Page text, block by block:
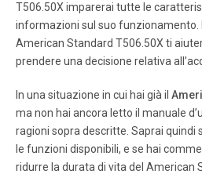
T506.50X imparerai tutte le
informazioni sul suo funzionamento.
American Standard T506.50X ti
prendere una decisione relativa
In una situazione in cui hai già il
ma non hai ancora letto il manuale
ragioni sopra descritte. Saprai
le funzioni disponibili, e se hai
ridurre la durata di vita del American